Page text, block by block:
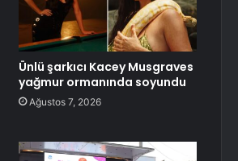
Ünlü şarkıcı Kacey Musgraves
yağmur ormanında soyundu
Ağustos 7, 2026